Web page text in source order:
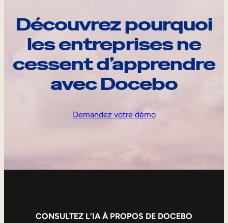
Découvrez pourquoi
les entreprises ne
cessent d’apprendre
avec Docebo
Demandez votre démo
CONSULTEZ L’IA À PROPOS DE DOCEBO